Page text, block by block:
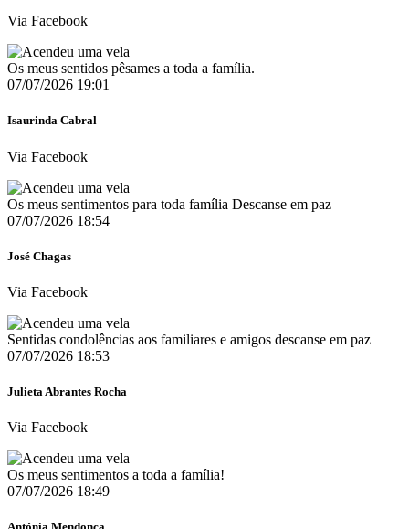
Via Facebook
Os meus sentidos pêsames a toda a família.
07/07/2026 19:01
Isaurinda Cabral
Via Facebook
Os meus sentimentos para toda família Descanse em paz
07/07/2026 18:54
José Chagas
Via Facebook
Sentidas condolências aos familiares e amigos descanse em paz
07/07/2026 18:53
Julieta Abrantes Rocha
Via Facebook
Os meus sentimentos a toda a família!
07/07/2026 18:49